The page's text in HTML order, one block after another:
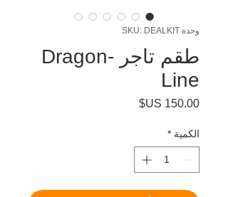
وحدة SKU: DEALKIT
طقم تاجر Dragon-
Line
السعر
الكمية *